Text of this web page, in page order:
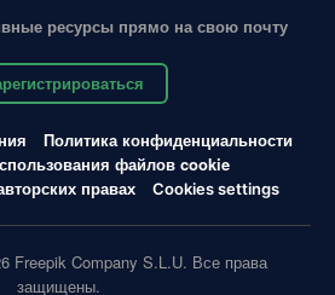
ресурсы прямо на свою почту
Политика конфиденциальности
файлов cookie
правах
Cookies settings
Freepik Company S.L.U. Все права
защищены.